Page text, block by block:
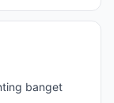
banget